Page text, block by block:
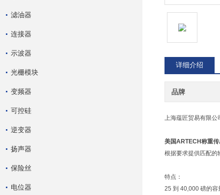
滤油器
连接器
示波器
光栅模块
变频器
可控硅
逆变器
扬声器
保险丝
电位器
详细介绍
品牌
上海蕴匠贸易有限公
美国ARTECH称重
根据要求提供匹配的
特点：
25 到 40,000 磅的容